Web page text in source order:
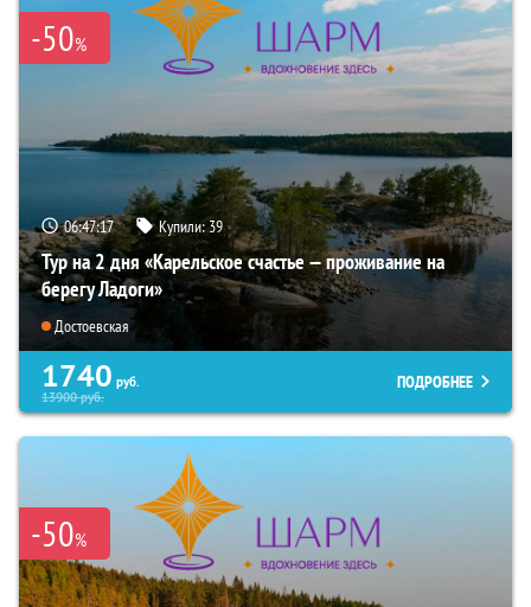
-50%
06:47:16 Купили:39
Тур на 2 дня «Карельское счастье — проживание на
берегу Ладоги»
Достоевская
1740 руб.
13900руб.
ПОДРОБНЕЕ
-50%